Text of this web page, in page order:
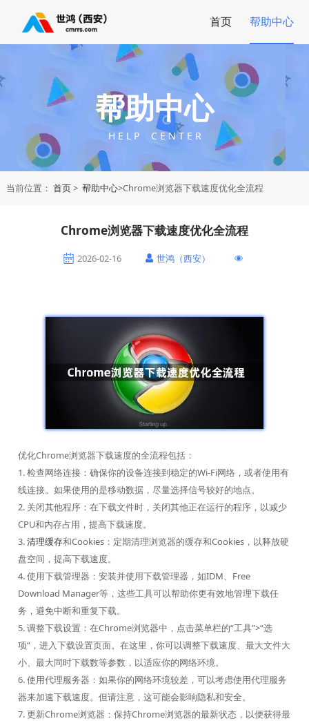
首页 帮助中心
帮助中心
H E L P C E N T E R
当前位置： 首页> 帮助中心>Chrome浏览器下载速度优化全流程
Chrome浏览器下载速度优化全流程
2026-02-16 世鸿（西安）
优化Chrome浏览器下载速度的全流程包括：
1. 检查网络连接：确保你的设备连接到稳定的Wi-Fi网络，或者使用有
线连接。如果使用的是移动数据，尽量选择信号较好的地点。
2. 关闭其他程序：在下载文件时，关闭其他正在运行的程序，以减少
CPU和内存占用，提高下载速度。
3.清理缓存和Cookies：定期清理浏览器的缓存和Cookies，以释放硬
盘空间，提高下载速度。
4. 使用下载管理器：安装并使用下载管理器，如IDM、Free
Download Manager等，这些工具可以帮助你更有效地管理下载任
务，避免中断和重复下载。
5. 调整下载设置：在Chrome浏览器中，点击菜单栏的“工具”>“选
项”，进入下载设置页面。在这里，你可以调整下载速度、最大文件大
小、最大同时下载数等参数，以适应你的网络环境。
6. 使用代理服务器：如果你的网络环境较差，可以考虑使用代理服务
器来加速下载速度。但请注意，这可能会影响隐私和安全。
7. 更新Chrome浏览器：保持Chrome浏览器的最新状态，以便获得最